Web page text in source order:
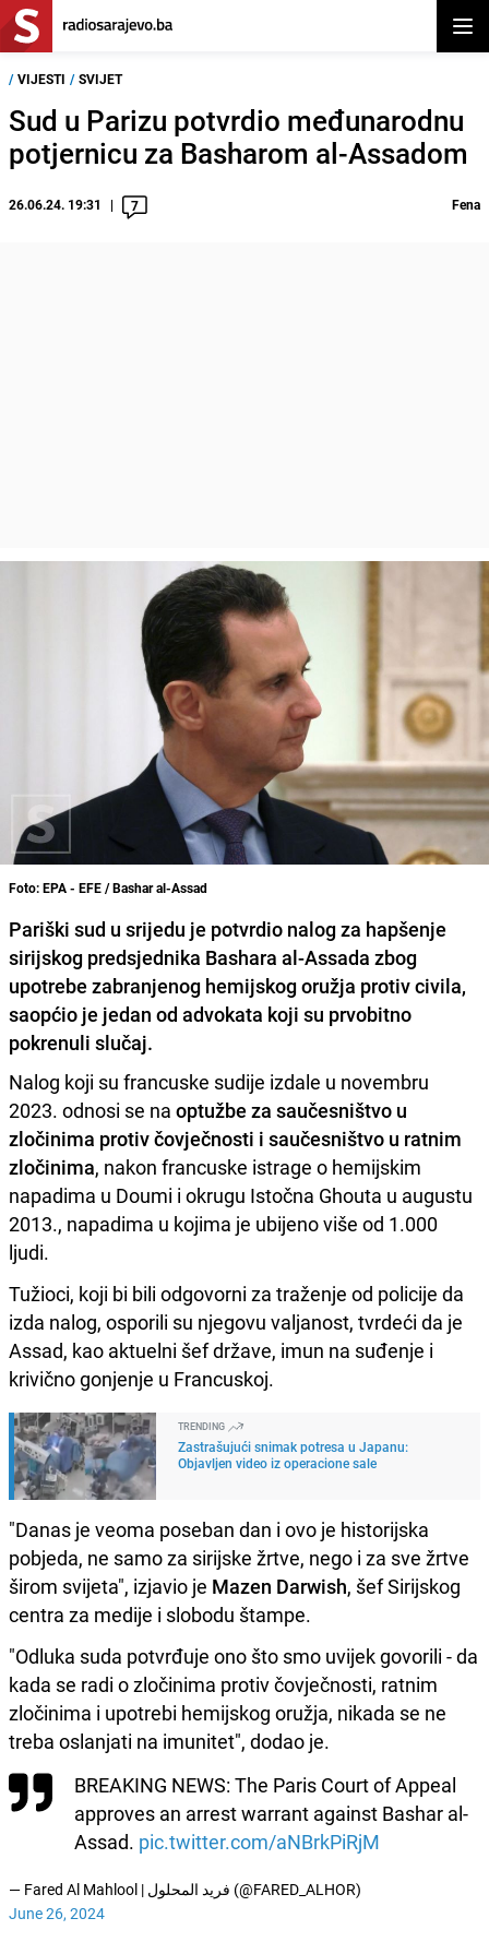
/ VIJESTI / SVIJET
Sud u Parizu potvrdio međunarodnu
potjernicu za Basharom al-Assadom
26.06.24. 19:31 7 Fena
Foto: EPA - EFE / Bashar al-Assad
Pariški sud u srijedu je potvrdio nalog za hapšenje
sirijskog predsjednika Bashara al-Assada zbog
upotrebe zabranjenog hemijskog oružja protiv civila,
saopćio je jedan od advokata koji su prvobitno
pokrenuli slučaj.
Nalog koji su francuske sudije izdale u novembru
2023. odnosi se na optužbe za saučesništvo u
zločinima protiv čovječnosti i saučesništvo u ratnim
zločinima, nakon francuske istrage o hemijskim
napadima u Doumi i okrugu Istočna Ghouta u augustu
2013., napadima u kojima je ubijeno više od 1.000
ljudi.
Tužioci, koji bi bili odgovorni za traženje od policije da
izda nalog, osporili su njegovu valjanost, tvrdeći da je
Assad, kao aktuelni šef države, imun na suđenje i
krivično gonjenje u Francuskoj.
TRENDING
Zastrašujući snimak potresa u Japanu:
Objavljen video iz operacione sale
"Danas je veoma poseban dan i ovo je historijska
pobjeda, ne samo za sirijske žrtve, nego i za sve žrtve
širom svijeta", izjavio je Mazen Darwish, šef Sirijskog
centra za medije i slobodu štampe.
"Odluka suda potvrđuje ono što smo uvijek govorili - da
kada se radi o zločinima protiv čovječnosti, ratnim
zločinima i upotrebi hemijskog oružja, nikada se ne
treba oslanjati na imunitet", dodao je.
BREAKING NEWS: The Paris Court of Appeal
approves an arrest warrant against Bashar al-
Assad. pic.twitter.com/aNBrkPiRjM
— Fared Al Mahlool | فريد المحلول (@FARED_ALHOR)
June 26, 2024